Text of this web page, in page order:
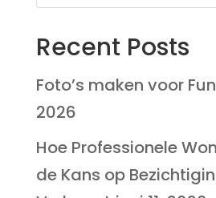
Recent Posts
Foto’s maken voor
2026
Hoe Professionele
de Kans op